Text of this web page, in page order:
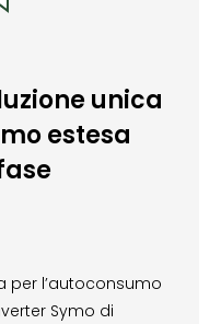
unica
estesa
per l’autoconsumo
Symo di